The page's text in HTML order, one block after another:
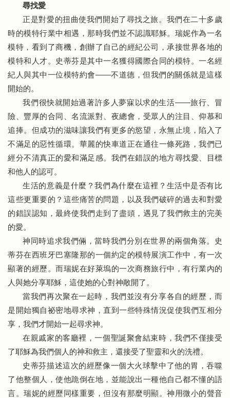
尋找愛
正是對愛的扭曲使我們開始了尋找之旅。我們在二十多歲
時的模特行業中相遇，那時我們並不認識耶穌。瑞妮作為一名
模特，看到了商機，創辦了自己的經紀公司，承接世界各地的
模特和人才。史蒂芬是其中一名獲得國際合同的模特。一名經
紀人與其中一位模特約會——不道德，但我們的關係就是這樣
開始的。
我們很快就開始過著許多人夢寐以求的生活——旅行、冒
險、豐厚的合同、名流派對、夜總會，受眾人的注目、仰慕和
追捧。但成功的滋味讓我們有更多的慾望，永無止境，陷入了
不滿足的惡性循環。華麗的快車道正在通往一條死路，我們已
經分不清真正的愛和滿足感。我們在錯誤的地方尋找愛、目標
和他人的認可。
生活的意義是什麼？我們為什麼在這裡？生活中是否有比
這些更重要的？這些痛苦的問題，以及我們破碎的過去和對愛
的錯誤認知，最終使我們走到了盡頭，遇見了我們救主的完美
的愛。
神同時追求我們倆，當時我們分別在世界的兩個角落。史
蒂芬在西班牙巴塞隆那的一個約定的模特展演工作中，有一次
顯著的經歷。而瑞妮在好萊塢的一次商務旅行中，有行業內的
人與她分享耶穌，這使她的心對神敞開了。
當我們再次聚在一起時，我們並沒有分享各自的經歷，而
是開始獨自祕密地尋求神，直到一些特殊情況促使我們互相分
享，我們才開始一起尋求神。
在親戚家的客廳裡，一個聖誕聚會結束時，我們不僅接受
了耶穌為我們個人的神和救主，還接受了聖靈和火的洗禮。
史蒂芬描述這次的經歷像一個大火球擊中了他的胃，吞噬
了他整個人，使他跪倒在地，並能說出一種他自己都不懂的語
言。瑞妮的經歷同樣重要，但沒有那麼明顯。神用微小的聲音